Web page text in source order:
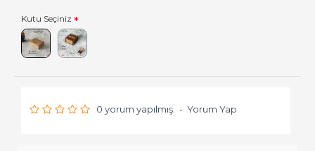
0 yorum yapılmış. - Yorum Yap
Kutu Seçiniz